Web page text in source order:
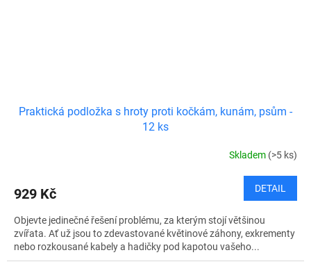
Praktická podložka s hroty proti kočkám, kunám, psům -
12 ks
Skladem (>5 ks)
929 Kč DETAIL
Objevte jedinečné řešení problému, za kterým stojí většinou
zvířata. Ať už jsou to zdevastované květinové záhony, exkrementy
nebo rozkousané kabely a hadičky pod kapotou vašeho...